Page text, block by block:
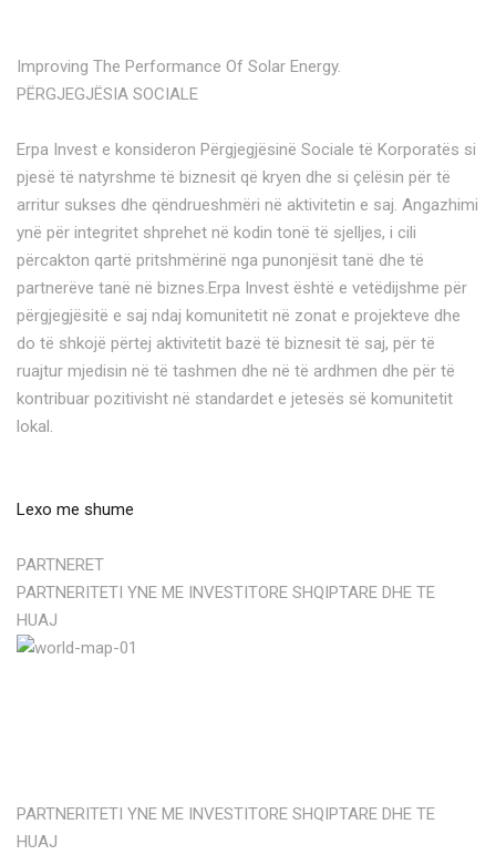
Improving The Performance Of Solar Energy.
PËRGJEGJËSIA SOCIALE
Erpa Invest e konsideron Përgjegjësinë Sociale të Korporatës si
pjesë të natyrshme të biznesit që kryen dhe si çelësin për të
arritur sukses dhe qëndrueshmëri në aktivitetin e saj. Angazhimi
ynë për integritet shprehet në kodin tonë të sjelljes, i cili
përcakton qartë pritshmërinë nga punonjësit tanë dhe të
partnerëve tanë në biznes.Erpa Invest është e vetëdijshme për
përgjegjësitë e saj ndaj komunitetit në zonat e projekteve dhe
do të shkojë përtej aktivitetit bazë të biznesit të saj, për të
ruajtur mjedisin në të tashmen dhe në të ardhmen dhe për të
kontribuar pozitivisht në standardet e jetesës së komunitetit
lokal.
Lexo me shume
PARTNERET
PARTNERITETI YNE ME INVESTITORE SHQIPTARE DHE TE
HUAJ
PARTNERITETI YNE ME INVESTITORE SHQIPTARE DHE TE
HUAJ